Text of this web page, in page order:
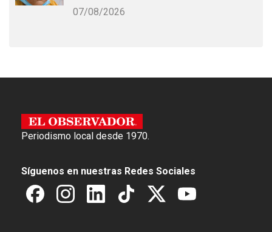
07/08/2026
Periodismo local desde 1970.
Síguenos en nuestras Redes Sociales